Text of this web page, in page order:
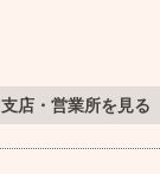
支店・営業所を見る